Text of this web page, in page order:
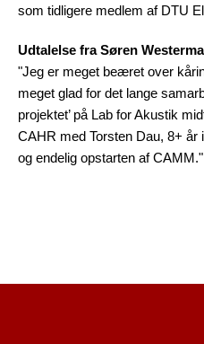
som tidligere medlem af DTU
Udtalelse fra Søren
"Jeg er meget beæret over
meget glad for det lange
projektet’ på Lab for Akustik
CAHR med Torsten Dau, 8+
og endelig opstarten af CAMM."